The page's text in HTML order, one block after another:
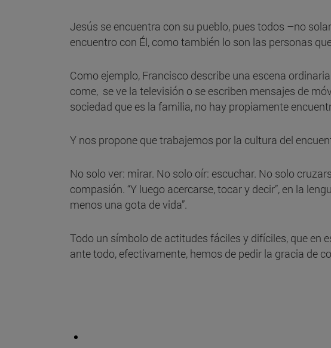
Jesús se encuentra con su pueblo, pues todos –no
encuentro con Él, como también lo son las personas
Como ejemplo, Francisco describe una escena
come, se ve la televisión o se escriben mensajes de
sociedad que es la familia, no hay propiamente
Y nos propone que trabajemos por la cultura del
No solo ver: mirar. No solo oír: escuchar. No solo
compasión. “Y luego acercarse, tocar y decir”, en la
menos una gota de vida”.
Todo un símbolo de actitudes fáciles y difíciles, que en
ante todo, efectivamente, hemos de pedir la gracia de